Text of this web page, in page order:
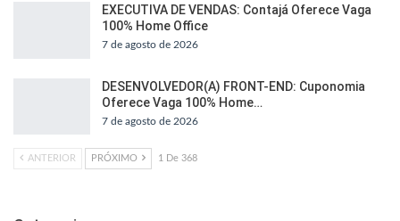
EXECUTIVA DE VENDAS: Contajá Oferece Vaga
100% Home Office
7 de agosto de 2026
DESENVOLVEDOR(A) FRONT-END: Cuponomia
Oferece Vaga 100% Home…
7 de agosto de 2026
ANTERIOR PRÓXIMO 1 De 368